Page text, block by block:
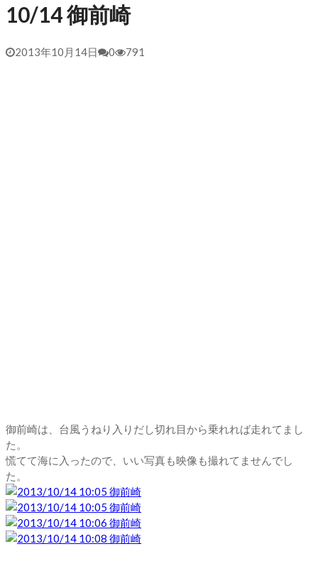
10/14 御前崎
2013年10月14日 0 791
御前崎は、台風うねり入りだし切れ目から乗れれば走れてまし
た。
慌てて海に入ったので、いい写真も映像も撮れてませんでし
た。